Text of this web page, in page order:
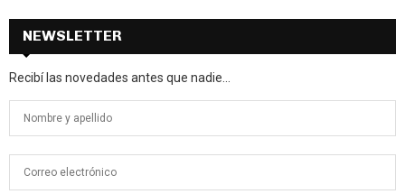
NEWSLETTER
Recibí las novedades antes que nadie...